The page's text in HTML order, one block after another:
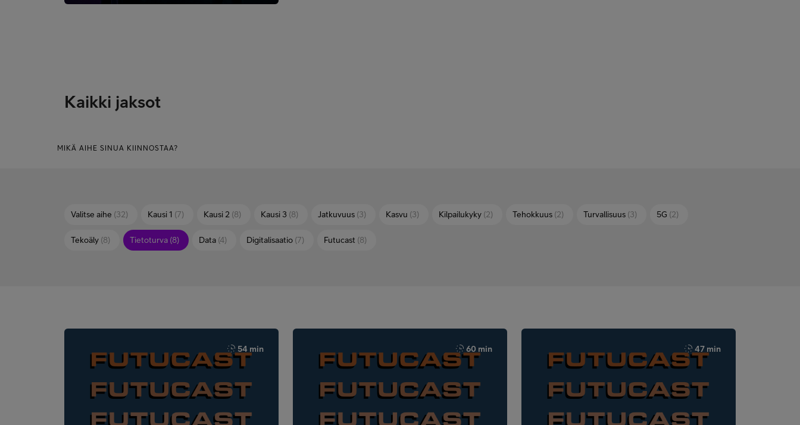
Kaikki jaksot
MIKÄ AIHE SINUA KIINNOSTAA?
Valitse aihe (32) Kausi 1 (7) Kausi 2 (8) Kausi 3 (8) Jatkuvuus (3) Kasvu (3) Kilpailukyky (2) Tehokkuus (2) Turvallisuus (3) 5G (2)
Tekoäly (8) Tietoturva (8) Data (4) Digitalisaatio (7) Futucast (8)
54 min 60 min 47 min